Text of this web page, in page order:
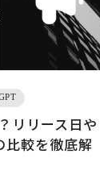
リリース日や
較を徹底解